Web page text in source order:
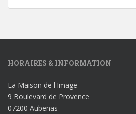
HORAIRES & INFORMATION
La Maison de l'Image
9 Boulevard de Provence
07200 Aubenas